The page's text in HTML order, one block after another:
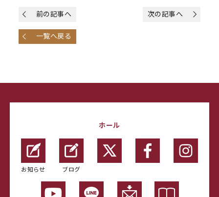
前の記事へ 次の記事へ
一覧へ戻る
ホール
お知らせ ブログ